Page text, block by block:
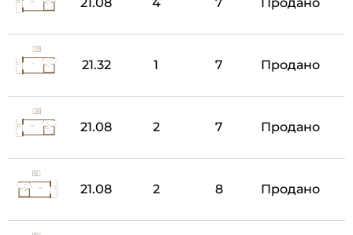
21.32 1 7 Продано
21.08 2 7 Продано
21.08 2 8 Продано